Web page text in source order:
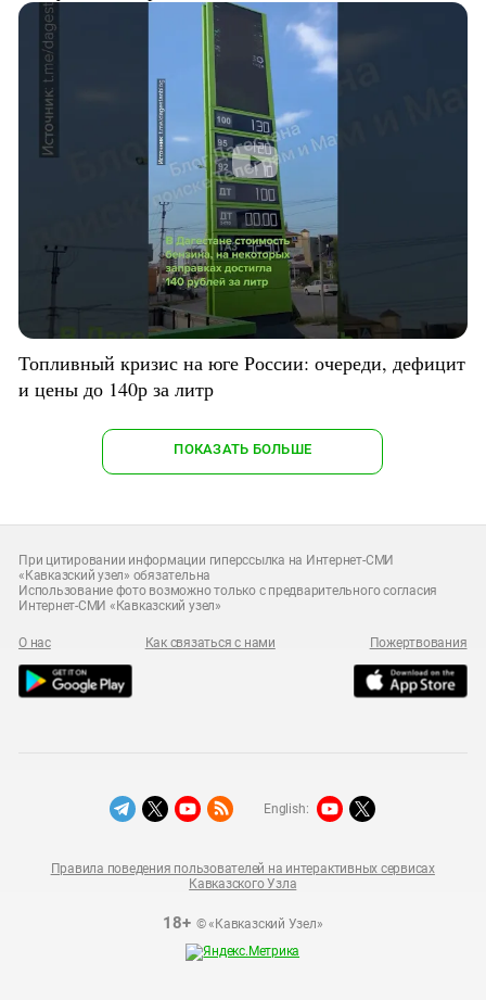
Топливный кризис на юге России: очереди, дефицит
и цены до 140р за литр
ПОКАЗАТЬ БОЛЬШЕ
При цитировании информации гиперссылка на Интернет-СМИ
«Кавказский узел» обязательна
Использование фото возможно только с предварительного согласия
Интернет-СМИ «Кавказский узел»
О нас Как связаться с нами Пожертвования
18+© «Кавказский Узел»
Правила поведения пользователей на интерактивных сервисах
Кавказского Узла
English: